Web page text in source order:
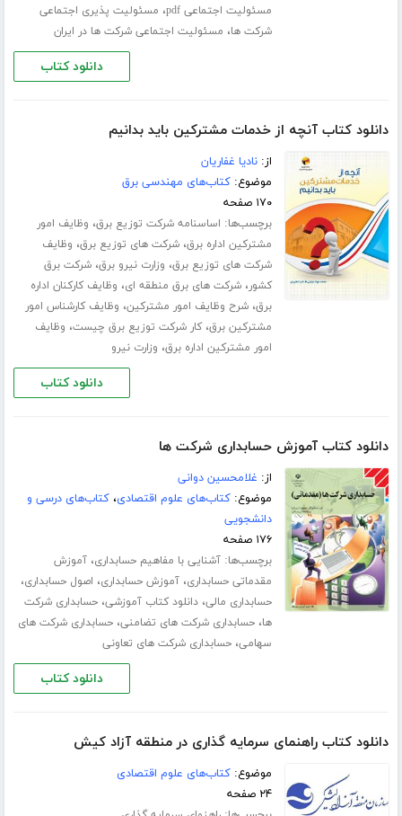
مسئولیت اجتماعی pdf
، مسئولیت پذیری اجتماعی
شرکت ها، مسئولیت اجتماعی شرکت ها در ایران
دانلود کتاب
دانلود کتاب آنچه از خدمات مشترکین باید بدانیم
از:نادیا غفاریان
موضوع:کتاب‌های مهندسی برق
۱۷۰ صفحه
برچسب‌ها: اساسنامه شرکت توزیع برق، وظایف امور
مشترکین اداره برق،شرکت های توزیع برق، وظایف
شرکت های توزیع برق، وزارت نیرو برق،شرکت برق
کشور،شرکت های برق منطقه ای، وظایف کارکنان اداره
برق،شرح وظایف امور مشترکین، وظایف کارشناس امور
مشترکین برق،کار شرکت توزیع برق چیست، وظایف
امور مشترکین اداره برق، وزارت نیرو
دانلود کتاب
دانلود کتاب آموزش حسابداری شرکت ها
از: غلامحسین دوانی
موضوع:کتاب‌های علوم اقتصادی،کتاب‌های درسی و
دانشجویی
۱۷۶ صفحه
برچسب‌ها:آشنایی با مفاهیم حسابداری،آموزش
مقدماتی حسابداری،آموزش حسابداری، اصول حسابداری،
حسابداری مالی،دانلود کتاب آموزشی،حسابداری شرکت
ها،حسابداری شرکت های تضامنی،حسابداری شرکت های
سهامی،حسابداری شرکت های تعاونی
دانلود کتاب
دانلود کتاب راهنمای سرمایه گذاری در منطقه آزاد کیش
موضوع:کتاب‌های علوم اقتصادی
۲۴ صفحه